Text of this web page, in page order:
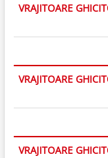
VRAJITOARE
VRAJITOARE
VRAJITOARE